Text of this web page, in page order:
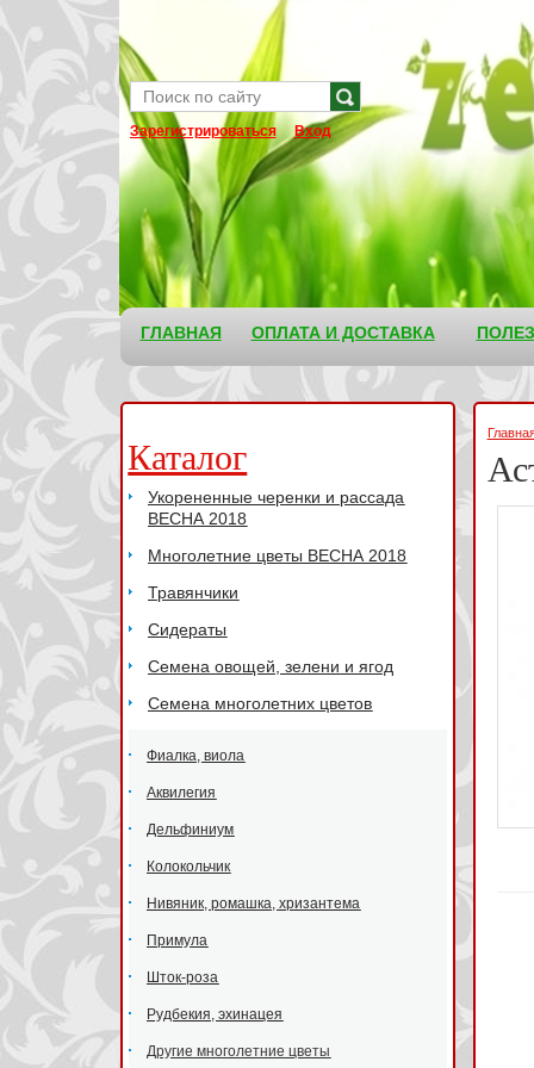
Зарегистрироваться Вход
ГЛАВНАЯ ОПЛАТА И ДОСТАВКА
Каталог
Укорененные черенки и рассада
ВЕСНА 2018
Многолетние цветы ВЕСНА 2018
Травянчики
Сидераты
Семена овощей, зелени и ягод
Семена многолетних цветов
Фиалка, виола
Аквилегия
Дельфиниум
Колокольчик
Нивяник, ромашка, хризантема
Примула
Шток-роза
Рудбекия, эхинацея
Другие многолетние цветы